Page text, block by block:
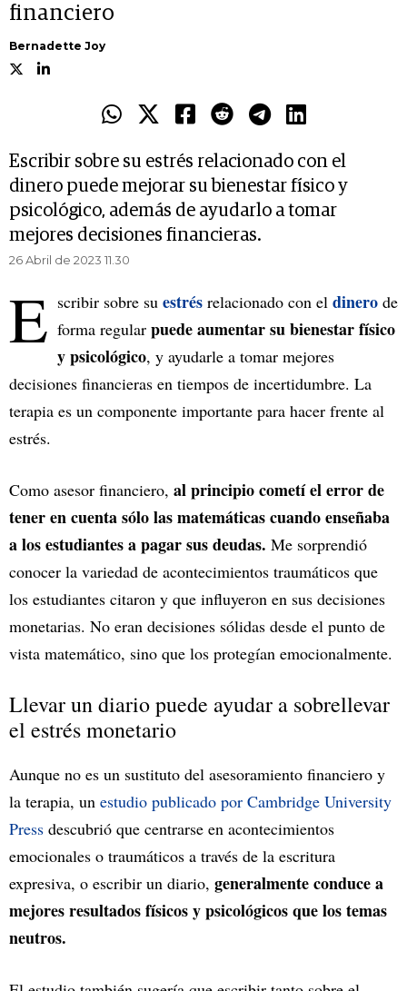
financiero
Bernadette Joy
Escribir sobre su estrés relacionado con el
dinero puede mejorar su bienestar físico y
psicológico, además de ayudarlo a tomar
mejores decisiones financieras.
26 Abril de 2023 11.30
E scribir sobre su estrés relacionado con el dinero de
forma regular puede aumentar su bienestar físico
y psicológico, y ayudarle a tomar mejores
decisiones financieras en tiempos de incertidumbre. La
terapia es un componente importante para hacer frente al
estrés.
Como asesor financiero, al principio cometí el error de
tener en cuenta sólo las matemáticas cuando enseñaba
a los estudiantes a pagar sus deudas. Me sorprendió
conocer la variedad de acontecimientos traumáticos que
los estudiantes citaron y que influyeron en sus decisiones
monetarias. No eran decisiones sólidas desde el punto de
vista matemático, sino que los protegían emocionalmente.
Llevar un diario puede ayudar a sobrellevar
el estrés monetario
Aunque no es un sustituto del asesoramiento financiero y
la terapia, un estudio publicado por Cambridge University
Press descubrió que centrarse en acontecimientos
emocionales o traumáticos a través de la escritura
expresiva, o escribir un diario, generalmente conduce a
mejores resultados físicos y psicológicos que los temas
neutros.